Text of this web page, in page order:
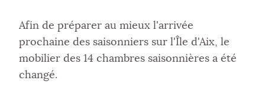
Afin de préparer au mieux l'arrivée
prochaine des saisonniers sur l'Île d'Aix, le
mobilier des 14 chambres saisonnières a été
changé.